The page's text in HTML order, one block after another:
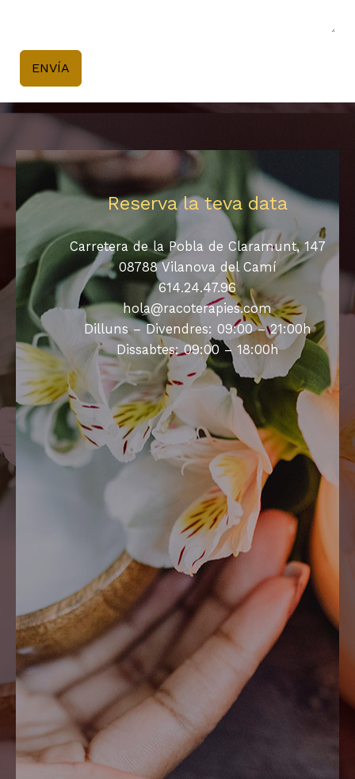
ENVÍA
Reserva la teva data
Carretera de la Pobla de Claramunt, 147
08788 Vilanova del Camí
614.24.47.96
hola@racoterapies.com
Dilluns – Divendres: 09:00 – 21:00h
Dissabtes: 09:00 – 18:00h